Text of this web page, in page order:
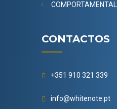
COMPORTAMENTAL
CONTACTOS
+351 910 321 339
info@whitenote.pt